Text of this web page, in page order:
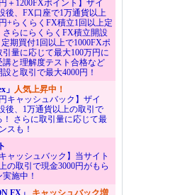
＋1200FXポイント】ザイ
後、FX口座で1万通貨以上
+らくらくFX積立1回以上定
さらにらくらくFX積立開設
期買付1回以上で1000FXポ
量に応じて最大100万円に
と理解度テスト合格など
と取引で最大4000円！
」 人気上昇中！
円キャッシュバック】ザイ
後、1万通貨以上の取引で
！ さらに取引量に応じて最
スも！
ャッシュバック】当サイト
の取引で現金3000円がもら
施中！
FX」 キャッシュバック増